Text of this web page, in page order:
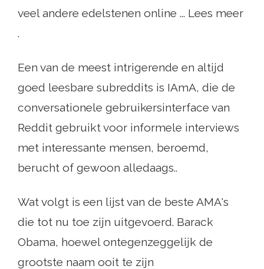
veel andere edelstenen online ... Lees meer
.
Een van de meest intrigerende en altijd
goed leesbare subreddits is IAmA, die de
conversationele gebruikersinterface van
Reddit gebruikt voor informele interviews
met interessante mensen, beroemd,
berucht of gewoon alledaags..
Wat volgt is een lijst van de beste AMA's
die tot nu toe zijn uitgevoerd. Barack
Obama, hoewel ontegenzeggelijk de
grootste naam ooit te zijn